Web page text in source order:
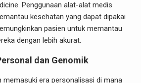
Penggunaan alat-alat medis
kesehatan yang dapat dipakai
pasien untuk memantau
dengan lebih akurat.
dan Genomik
memasuki era personalisasi di mana